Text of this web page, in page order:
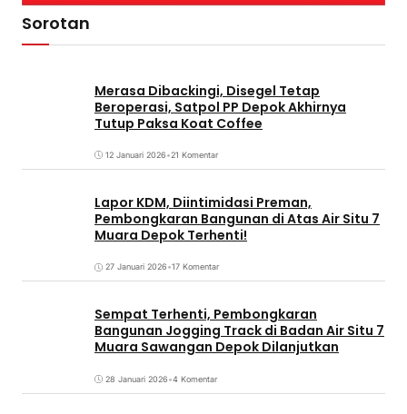
Sorotan
Merasa Dibackingi, Disegel Tetap
Beroperasi, Satpol PP Depok Akhirnya
Tutup Paksa Koat Coffee
12 Januari 2026•21 Komentar
Lapor KDM, Diintimidasi Preman,
Pembongkaran Bangunan di Atas Air Situ 7
Muara Depok Terhenti!
27 Januari 2026•17 Komentar
Sempat Terhenti, Pembongkaran
Bangunan Jogging Track di Badan Air Situ 7
Muara Sawangan Depok Dilanjutkan
28 Januari 2026•4 Komentar